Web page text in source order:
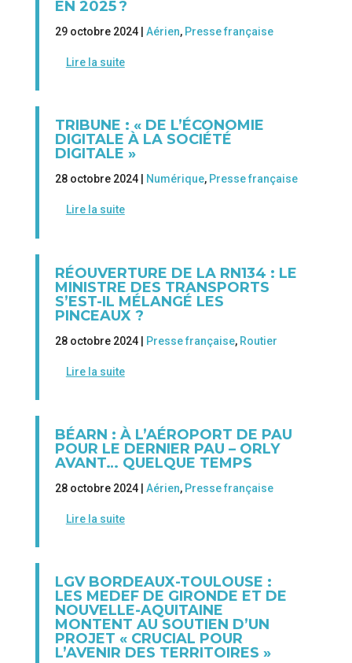
EN 2025 ?
29 octobre 2024 | Aérien, Presse française
Lire la suite
TRIBUNE : « DE L’ÉCONOMIE
DIGITALE À LA SOCIÉTÉ
DIGITALE »
28 octobre 2024 | Numérique, Presse française
Lire la suite
RÉOUVERTURE DE LA RN134 : LE
MINISTRE DES TRANSPORTS
S’EST-IL MÉLANGÉ LES
PINCEAUX ?
28 octobre 2024 | Presse française, Routier
Lire la suite
BÉARN : À L’AÉROPORT DE PAU
POUR LE DERNIER PAU – ORLY
AVANT… QUELQUE TEMPS
28 octobre 2024 | Aérien, Presse française
Lire la suite
LGV BORDEAUX-TOULOUSE :
LES MEDEF DE GIRONDE ET DE
NOUVELLE-AQUITAINE
MONTENT AU SOUTIEN D’UN
PROJET « CRUCIAL POUR
L’AVENIR DES TERRITOIRES »